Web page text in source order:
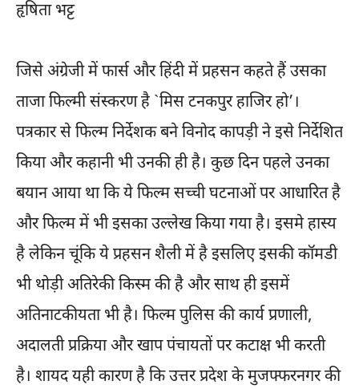
हृषिता भट्ट
जिसे अंग्रेजी में फार्स और हिंदी में प्रहसन कहते हैं उसका
ताजा फिल्मी संस्करण है `मिस टनकपुर हाजिर हो’।
पत्रकार से फिल्म निर्देशक बने विनोद कापड़ी ने इसे निर्देशित
किया और कहानी भी उनकी ही है। कुछ दिन पहले उनका
बयान आया था कि ये फिल्म सच्ची घटनाओं पर आधारित है
और फिल्म में भी इसका उल्लेख किया गया है। इसमे हास्य
है लेकिन चूंकि ये प्रहसन शैली में है इसलिए इसकी कॉमडी
भी थोड़ी अतिरेकी किस्म की है और साथ ही इसमें
अतिनाटकीयता भी है। फिल्म पुलिस की कार्य प्रणाली,
अदालती प्रक्रिया और खाप पंचायतों पर कटाक्ष भी करती
है। शायद यही कारण है कि उत्तर प्रदेश के मुजफ्फरनगर की